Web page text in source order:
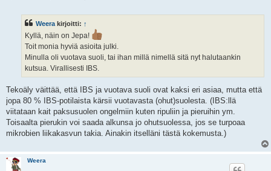
Weera kirjoitti: ↑
Kyllä, näin on Jepa!
Toit monia hyviä asioita julki.
Minulla oli vuotava suoli, tai ihan millä nimellä sitä nyt halutaankin
kutsua. Virallisesti IBS.
Tekoäly väittää, että IBS ja vuotava suoli ovat kaksi eri asiaa, mutta että
jopa 80 % IBS-potilaista kärsii vuotavasta (ohut)suolesta. (IBS:llä
viitataan kait paksusuolen ongelmiin kuten ripuliin ja pieruihin ym.
Toisaalta pierukin voi saada alkunsa jo ohutsuolessa, jos se turpoaa
mikrobien liikakasvun takia. Ainakin itselläni tästä kokemusta.)
Weera